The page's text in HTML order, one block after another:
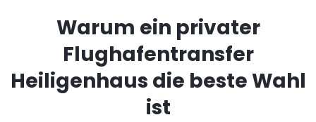
Warum ein privater
Flughafentransfer
Heiligenhaus die beste Wahl
ist